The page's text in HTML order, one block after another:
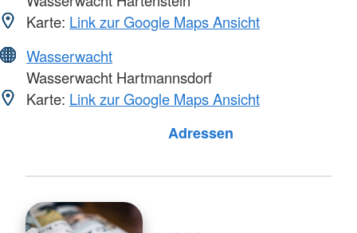
Karte: Link zur Google Maps Ansicht
Wasserwacht
Wasserwacht Hartmannsdorf
Karte: Link zur Google Maps Ansicht
Adressen